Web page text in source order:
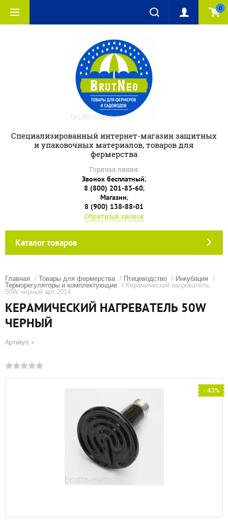
0
Специализированный интернет-магазин защитных
и упаковочных материалов, товаров для
фермерства
Горячая линия:
Звонок бесплатный;
8 (800) 201-83-60;
Магазин;
8 (900) 138-88-01
Обратный звонок
Каталог товаров
Главная / Товары для фермерства / Птицеводство / Инкубация
/
Терморегуляторы и комплектующие / Керамический нагреватель
50W черный арт.2014
КЕРАМИЧЕСКИЙ НАГРЕВАТЕЛЬ 50W
ЧЕРНЫЙ
Артикул: -
- 43%